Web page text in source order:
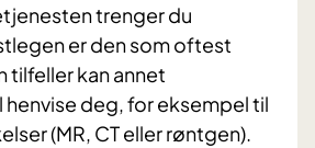
trenger du
er den som oftest
tilfeller kan annet
deg, for eksempel til
(MR, CT eller røntgen).